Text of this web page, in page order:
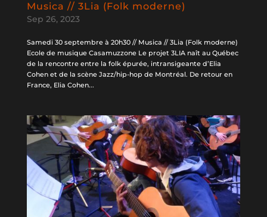
Musica // 3Lia (Folk moderne)
Sep 26, 2023
Samedi 30 septembre à 20h30 // Musica // 3Lia (Folk moderne)
Ecole de musique Casamuzzone Le projet 3LIA naît au Québec
de la rencontre entre la folk épurée, intransigeante d’Elia
Cohen et de la scène Jazz/hip-hop de Montréal. De retour en
France, Elia Cohen...